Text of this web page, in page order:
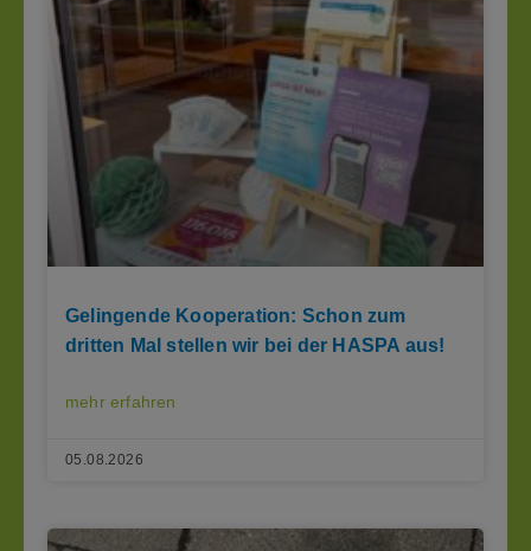
Gelingende Kooperation: Schon zum
dritten Mal stellen wir bei der HASPA aus!
mehr erfahren
05.08.2026